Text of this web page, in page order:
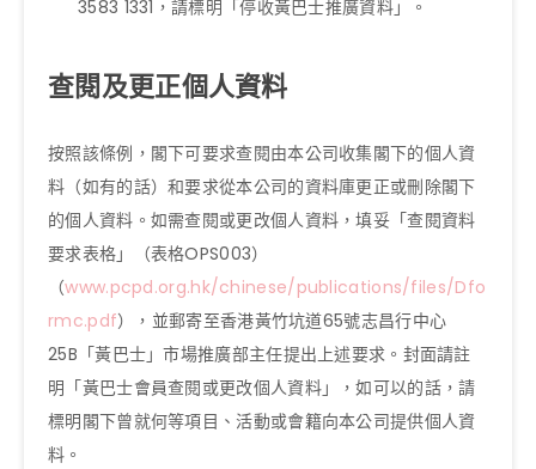
3583 1331，請標明「停收黃巴士推廣資料」。
查閱及更正個人資料
按照該條例，閣下可要求查閱由本公司收集閣下的個人資
料（如有的話）和要求從本公司的資料庫更正或刪除閣下
的個人資料。如需查閱或更改個人資料，填妥「查閱資料
要求表格」（表格OPS003）
（www.pcpd.org.hk/chinese/publications/files/Dfo
rmc.pdf），並郵寄至香港黃竹坑道65號志昌行中心
25B「黃巴士」市場推廣部主任提出上述要求。封面請註
明「黃巴士會員查閱或更改個人資料」，如可以的話，請
標明閣下曾就何等項目、活動或會籍向本公司提供個人資
料。